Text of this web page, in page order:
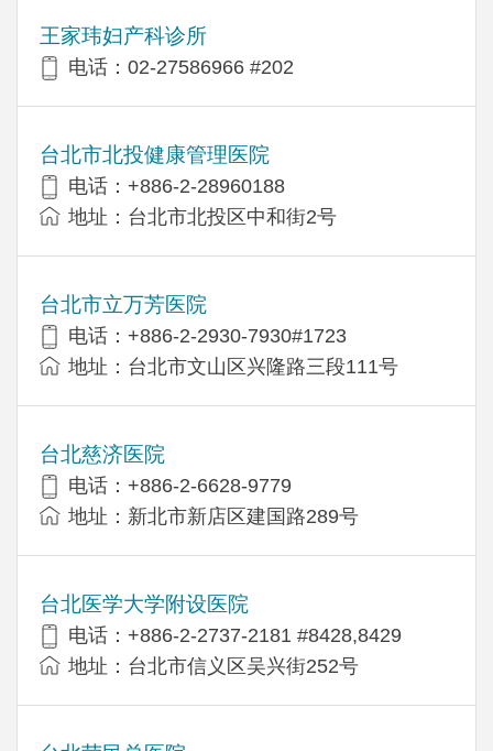
王家玮妇产科诊所
电话：02-27586966 #202
台北市北投健康管理医院
电话：+886-2-28960188
地址：台北市北投区中和街2号
台北市立万芳医院
电话：+886-2-2930-7930#1723
地址：台北市文山区兴隆路三段111号
台北慈济医院
电话：+886-2-6628-9779
地址：新北市新店区建国路289号
台北医学大学附设医院
电话：+886-2-2737-2181 #8428,8429
地址：台北市信义区吴兴街252号